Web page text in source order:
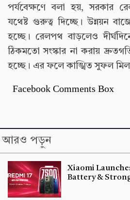
পর্যবেক্ষণে বলা হয়, সরকার
যথেষ্ট গুরুত্ব দিচ্ছে। উন্নয়ন
হচ্ছে। রেলপথ বাড়লেও
ঠিকমতো সংস্কার না করায়
হচ্ছে। এর ফলে কাঙ্খিত সুফল
Facebook Comments Box
আরও পড়ুন
Xiaomi
Battery &